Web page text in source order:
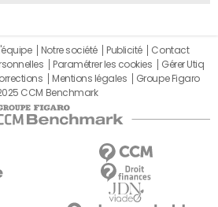
pour son efficacité, représente un
les finances publiques. En 2024,
l'État a consacré 140 millions
des dispositifs d'activité partielle,
millions d'euros pris en charge par
totale de 19 milliards d'euros,
seule représente 14,4 milliards,
finances 2025, le gouvernement
L'équipe Notre société Publicité
Contact
Paramétrer les cookies
Gérer Utiq
Mentions légales
Groupe Figaro
CCM Benchmark